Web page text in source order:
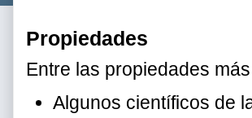
Propiedades
Entre las propiedades
Algunos científicos de